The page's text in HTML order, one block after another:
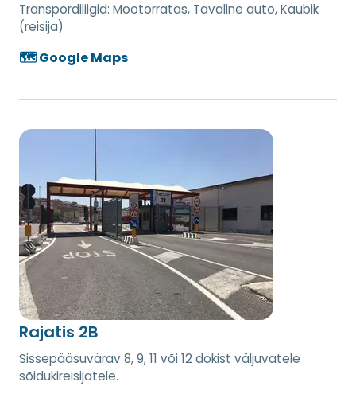
Transpordiliigid: Mootorratas, Tavaline auto, Kaubik
(reisija)
🗺️ Google Maps
Rajatis 2B
Sissepääsuvärav 8, 9, 11 või 12 dokist väljuvatele
sõidukireisijatele.